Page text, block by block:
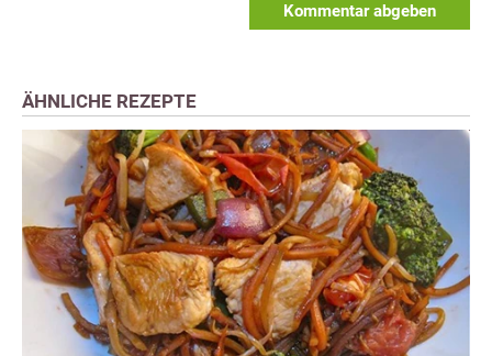
Kommentar abgeben
ÄHNLICHE REZEPTE